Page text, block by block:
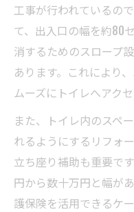
工事が行われているの
て、出入口の幅を約80
消するためのスロープ
あります。これにより
ムーズにトイレへアクセ
また、トイレ内のスペ
れるようにするリフォ
立ち座り補助も重要で
円から数十万円と幅が
護保険を活用できるケ